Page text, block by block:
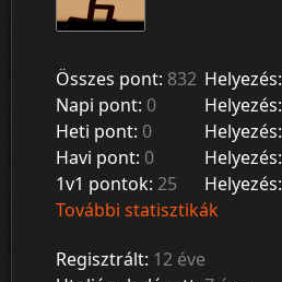
Összes pont: 832 Helyezés:
Napi pont: 0 Helyezés:
Heti pont: 0 Helyezés:
Havi pont: 0 Helyezés:
1v1 pontok: 25 Helyezés:
További statisztikák
Regisztrált: 12 éve